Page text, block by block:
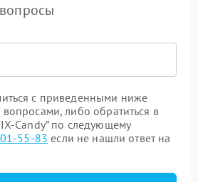
с приведенными ниже
либо обратиться в
Candy” по следующему
55-83 если не нашли ответ на